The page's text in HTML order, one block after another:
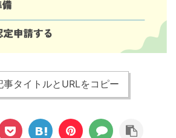
事タイトルとURLをコピー